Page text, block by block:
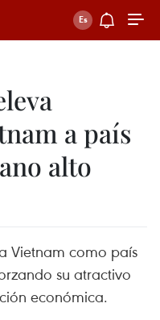
a país
alto
Vietnam como país
su atractivo
económica.